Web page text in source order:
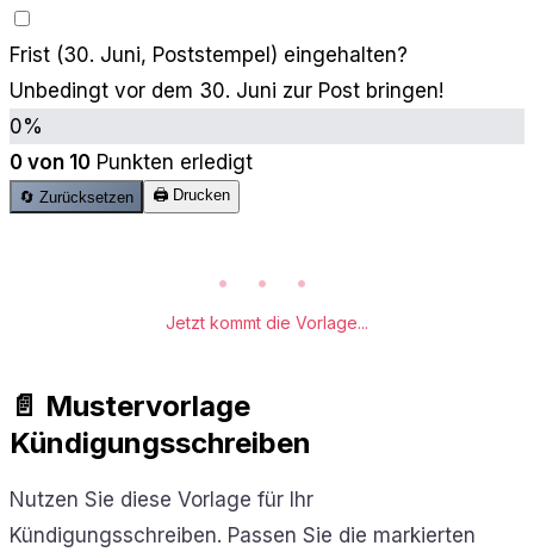
Frist (30. Juni, Poststempel) eingehalten?
Unbedingt vor dem 30. Juni zur Post bringen!
0%
0 von 10 Punkten erledigt
🔄 Zurücksetzen 🖨️ Drucken
• • •
Jetzt kommt die Vorlage...
📄 Mustervorlage
Kündigungsschreiben
Nutzen Sie diese Vorlage für Ihr
Kündigungsschreiben. Passen Sie die markierten